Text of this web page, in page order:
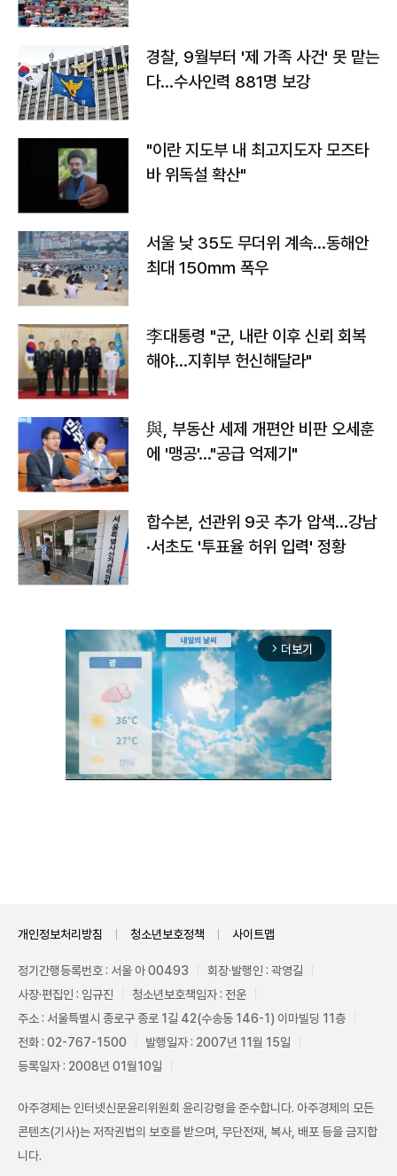
경찰, 9월부터 '제 가족 사건' 못 맡는
다…수사인력 881명 보강
"이란 지도부 내 최고지도자 모즈타
바 위독설 확산"
서울 낮 35도 무더위 계속…동해안
최대 150㎜ 폭우
李대통령 "군, 내란 이후 신뢰 회복
해야…지휘부 헌신해달라"
與, 부동산 세제 개편안 비판 오세훈
에 '맹공'…"공급 억제기"
합수본, 선관위 9곳 추가 압색…강남
·서초도 '투표율 허위 입력' 정황
arrow_forward_ios 더보기
개인정보처리방침 청소년보호정책 사이트맵
정기간행등록번호 : 서울 아 00493
회장·발행인 : 곽영길
사장·편집인 : 임규진
청소년보호책임자 : 전운
주소 : 서울특별시 종로구 종로 1길 42(수송동 146-1) 이마빌딩 11층
전화 : 02-767-1500
발행일자 : 2007년 11월 15일
등록일자 : 2008년 01월10일
아주경제는 인터넷신문윤리위원회 윤리강령을 준수합니다. 아주경제의 모든
콘텐츠(기사)는 저작권법의 보호를 받으며, 무단전재, 복사, 배포 등을 금지합
니다.